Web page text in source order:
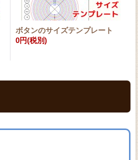
ボタンのサイズテンプレート
0円(税別)